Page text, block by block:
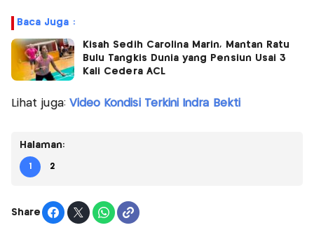
Baca Juga :
Kisah Sedih Carolina Marin, Mantan Ratu
Bulu Tangkis Dunia yang Pensiun Usai 3
Kali Cedera ACL
Lihat juga: Video Kondisi Terkini Indra Bekti
Halaman:
1 2
Share